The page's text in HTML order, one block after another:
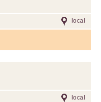
local
local